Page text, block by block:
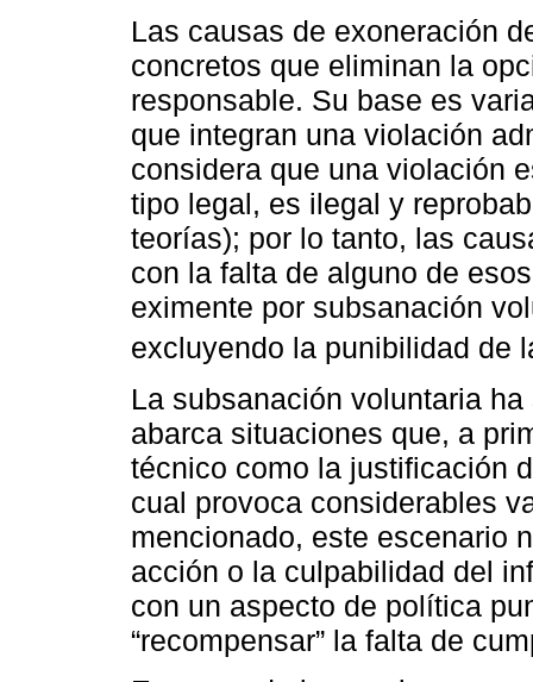
Las causas de exoneración
concretos que eliminan la
responsable. Su base es
que integran una violación
considera que una violación
tipo legal, es ilegal y
teorías); por lo tanto, las
con la falta de alguno de
eximente por subsanación
excluyendo la punibilidad de
La subsanación voluntaria
abarca situaciones que, a
técnico como la justificación
cual provoca considerables
mencionado, este escenario
acción o la culpabilidad del
con un aspecto de política
“recompensar” la falta de